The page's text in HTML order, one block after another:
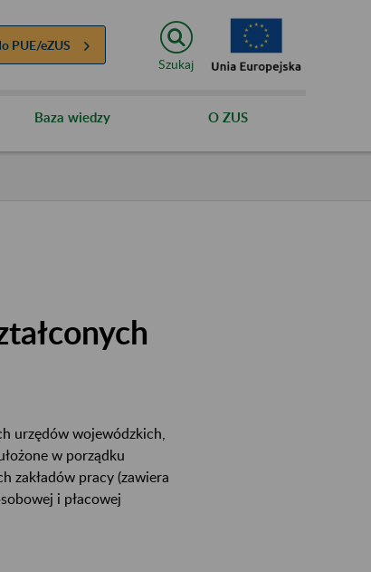
PUE/eZUS
Szukaj
Baza wiedzy O ZUS
urzędów wojewódzkich,
w porządku
zakładów pracy (zawiera
i płacowej